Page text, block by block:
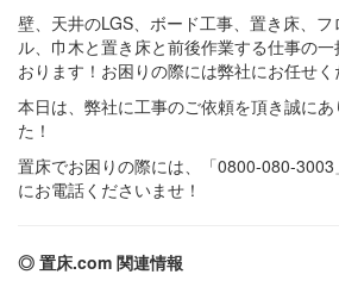
壁、天井のLGS、ボード工事、置き床、
ル、巾木と置き床と前後作業する仕事の
おります！お困りの際には弊社にお任せく
本日は、弊社に工事のご依頼を頂き誠に
た！
置床でお困りの際には、「0800-080-
にお電話くださいませ！
◎ 置床.com 関連情報